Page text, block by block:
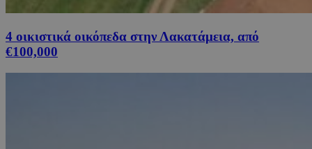
4 οικιστικά οικόπεδα στην Λακατάμεια, από
€100,000